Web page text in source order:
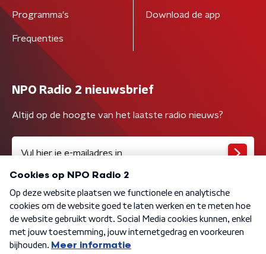
Programma's
Frequenties
Download de app
NPO Radio 2 nieuwsbrief
Altijd op de hoogte van het laatste radio nieuws?
Algemene voorwaarden